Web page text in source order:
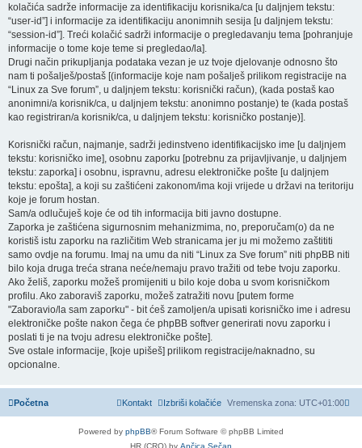
kolačića sadrže informacije za identifikaciju korisnika/ca [u daljnjem tekstu:
“user-id”] i informacije za identifikaciju anonimnih sesija [u daljnjem tekstu:
“session-id”]. Treći kolačić sadrži informacije o pregledavanju tema [pohranjuje
informacije o tome koje teme si pregledao/la].
Drugi način prikupljanja podataka vezan je uz tvoje djelovanje odnosno što
nam ti pošalješ/postaš [(informacije koje nam pošalješ prilikom registracije na
“Linux za Sve forum”, u daljnjem tekstu: korisnički račun), (kada postaš kao
anonimni/a korisnik/ca, u daljnjem tekstu: anonimno postanje) te (kada postaš
kao registriran/a korisnik/ca, u daljnjem tekstu: korisničko postanje)].
Korisnički račun, najmanje, sadrži jedinstveno identifikacijsko ime [u daljnjem
tekstu: korisničko ime], osobnu zaporku [potrebnu za prijavljivanje, u daljnjem
tekstu: zaporka] i osobnu, ispravnu, adresu elektroničke pošte [u daljnjem
tekstu: epošta], a koji su zaštićeni zakonom/ima koji vrijede u državi na teritoriju
koje je forum hostan.
Sam/a odlučuješ koje će od tih informacija biti javno dostupne.
Zaporka je zaštićena sigurnosnim mehanizmima, no, preporučam(o) da ne
koristiš istu zaporku na različitim Web stranicama jer ju mi možemo zaštititi
samo ovdje na forumu. Imaj na umu da niti “Linux za Sve forum” niti phpBB niti
bilo koja druga treća strana neće/nemaju pravo tražiti od tebe tvoju zaporku.
Ako želiš, zaporku možeš promijeniti u bilo koje doba u svom korisničkom
profilu. Ako zaboraviš zaporku, možeš zatražiti novu [putem forme
"Zaboravio/la sam zaporku" - bit ćeš zamoljen/a upisati korisničko ime i adresu
elektroničke pošte nakon čega će phpBB softver generirati novu zaporku i
poslati ti je na tvoju adresu elektroničke pošte].
Sve ostale informacije, [koje upišeš] prilikom registracije/naknadno, su
opcionalne.
Početna Vremenska zona: UTC+01:00
Izbriši kolačiće
Kontakt
Powered by phpBB® Forum Software © phpBB Limited
HR (CRO) by Ančica Sečan